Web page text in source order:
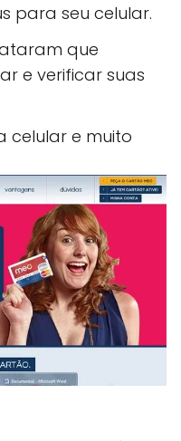
para seu celular.
que
e verificar suas
celular e muito